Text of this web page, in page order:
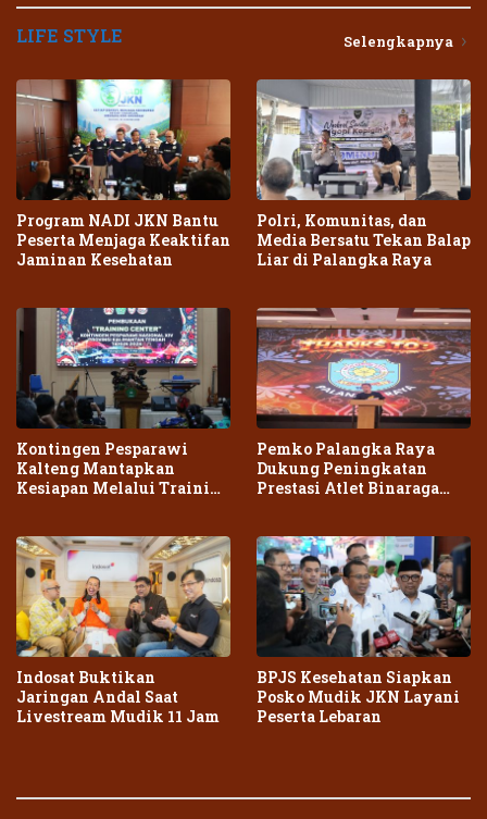
LIFE STYLE Selengkapnya
Program NADI JKN Bantu
Peserta Menjaga Keaktifan
Jaminan Kesehatan
Polri, Komunitas, dan
Media Bersatu Tekan Balap
Liar di Palangka Raya
Kontingen Pesparawi
Kalteng Mantapkan
Kesiapan Melalui Training
Pemko Palangka Raya
Dukung Peningkatan
Prestasi Atlet Binaraga
Indosat Buktikan
Jaringan Andal Saat
Livestream Mudik 11 Jam
BPJS Kesehatan Siapkan
Posko Mudik JKN Layani
Peserta Lebaran